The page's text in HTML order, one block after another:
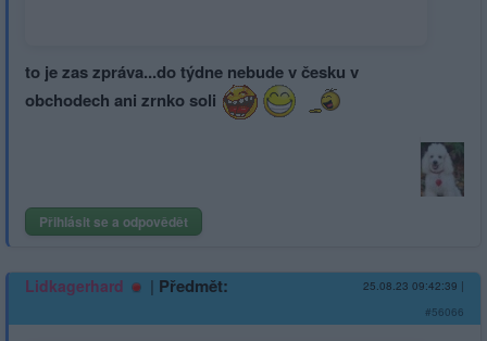
to je zas zpráva...do týdne nebude v česku v
obchodech ani zrnko soli
Přihlásit se a odpovědět
Lidkagerhard | Předmět: 25.08.23 09:42:39 |
#56066